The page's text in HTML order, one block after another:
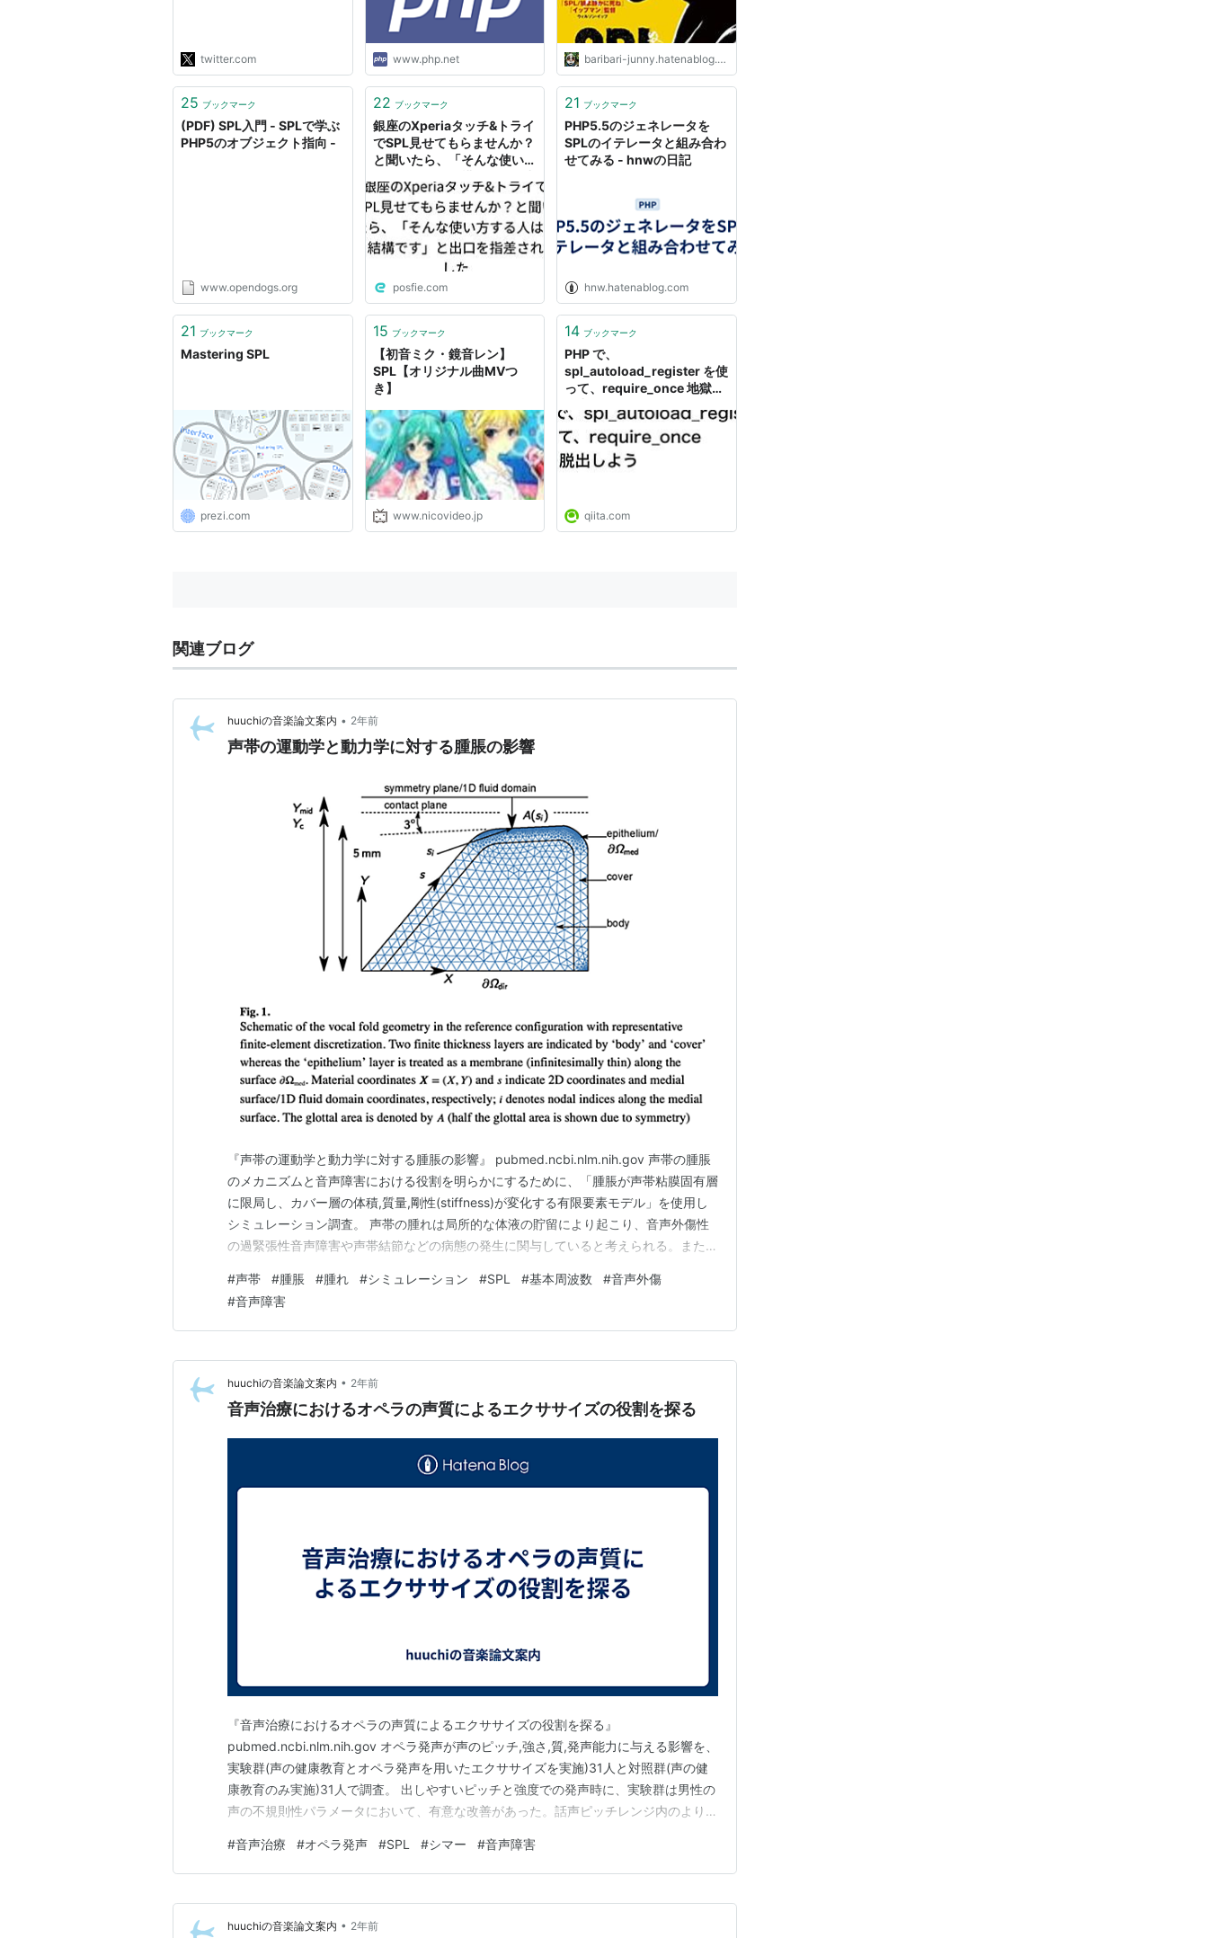
泊したホテルの部屋にチ…
https://t.co/sPl2AtnPGA"
twitter.com www.php.net baribari-junny.hatenablog.com
25 ブックマーク
(PDF) SPL入門 ‑ SPLで学ぶ
PHP5のオブジェクト指向 ‑
www.opendogs.org
22 ブックマーク
銀座のXperiaタッチ&トライ
でSPL見せてもらませんか？
と聞いたら、「そんな使い方
口を指差されました
posfie.com
21 ブックマーク
PHP5.5のジェネレータを
SPLのイテレータと組み合わ
せてみる - hnwの日記
hnw.hatenablog.com
21 ブックマーク
Mastering SPL
prezi.com
15 ブックマーク
【初音ミク・鏡音レン】
SPL【オリジナル曲MVつ
き】
www.nicovideo.jp
14 ブックマーク
PHP で、
spl_autoload_register を使
って、require_once 地獄を
qiita.com
関連ブログ
huuchiの音楽論文案内 • 2年前
声帯の運動学と動力学に対する腫脹の影響
『声帯の運動学と動力学に対する腫脹の影響』 pubmed.ncbi.nlm.nih.gov 声帯の腫脹
のメカニズムと音声障害における役割を明らかにするために、「腫脹が声帯粘膜固有層
に限局し、カバー層の体積,質量,剛性(stiffness)が変化する有限要素モデル」を使用し
シミュレーション調査。 声帯の腫れは局所的な体液の貯留により起こり、音声外傷性
の過緊張性音声障害や声帯結節などの病態の発生に関与していると考えられる。また、
更なる腫れを引き起こし病的状態に至るという悪循環に繋がる可能性がある。 研究の
結果、中程度の腫…
#声帯 #腫脹 #腫れ #シミュレーション #SPL #基本周波数 #音声外傷
#音声障害
huuchiの音楽論文案内 • 2年前
音声治療におけるオペラの声質によるエクササイズの役割を探る
『音声治療におけるオペラの声質によるエクササイズの役割を探る』
pubmed.ncbi.nlm.nih.gov オペラ発声が声のピッチ,強さ,質,発声能力に与える影響を、
実験群(声の健康教育とオペラ発声を用いたエクササイズを実施)31人と対照群(声の健
康教育のみ実施)31人で調査。 出しやすいピッチと強度での発声時に、実験群は男性の
声の不規則性パラメータにおいて、有意な改善があった。話声ピッチレンジ内のより高
ーと不規則性も有意な改善を示した。また、女性のSPLに有意な増加があった。 連続
発声中、実験群は男女共にSP…
#音声治療 #オペラ発声 #SPL #シマー #音声障害
huuchiの音楽論文案内 • 2年前